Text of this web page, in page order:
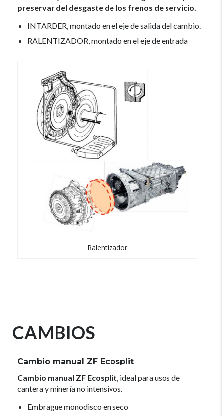
preservar del desgaste de los frenos de servicio.
INTARDER, montado en el eje de salida del cambio.
RALENTIZADOR, montado en el eje de entrada
Ralentizador
CAMBIOS
Cambio manual ZF Ecosplit
Cambio manual ZF Ecosplit, ideal para usos de
cantera y minería no intensivos.
Embrague monodisco en seco